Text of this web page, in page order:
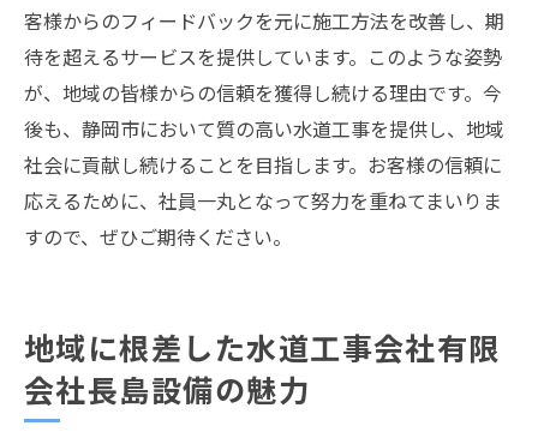
客様からのフィードバックを元に施工方法を改善し、期
待を超えるサービスを提供しています。このような姿勢
が、地域の皆様からの信頼を獲得し続ける理由です。今
後も、静岡市において質の高い水道工事を提供し、地域
社会に貢献し続けることを目指します。お客様の信頼に
応えるために、社員一丸となって努力を重ねてまいりま
すので、ぜひご期待ください。
地域に根差した水道工事会社有限
会社長島設備の魅力